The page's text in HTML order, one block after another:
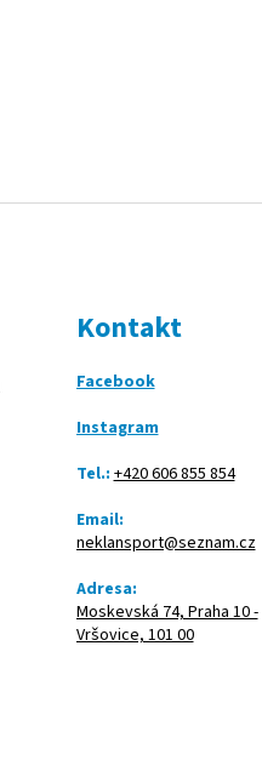
Kontakt
Facebook
Instagram
Tel.:+420 606 855 854
Email:
neklansport@seznam.cz
Adresa:
Moskevská 74, Praha 10 -
Vršovice, 101 00